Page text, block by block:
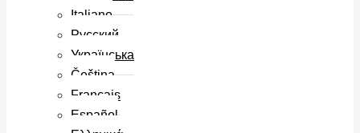
Italiano
Русский
Українська
Čeština
Français
Español